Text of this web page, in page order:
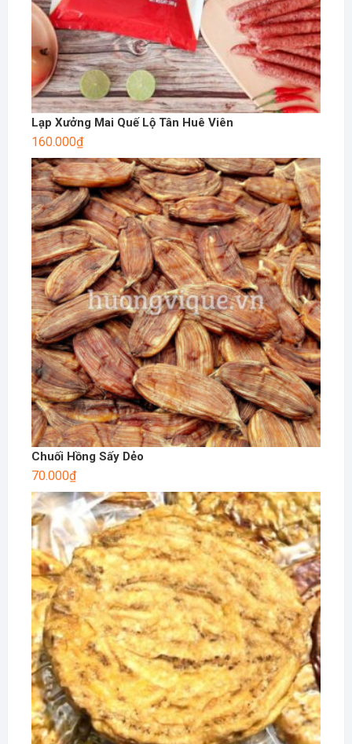
Lạp Xưởng Mai Quế Lộ Tân Huê Viên
160.000₫
Chuối Hồng Sấy Dẻo
70.000₫